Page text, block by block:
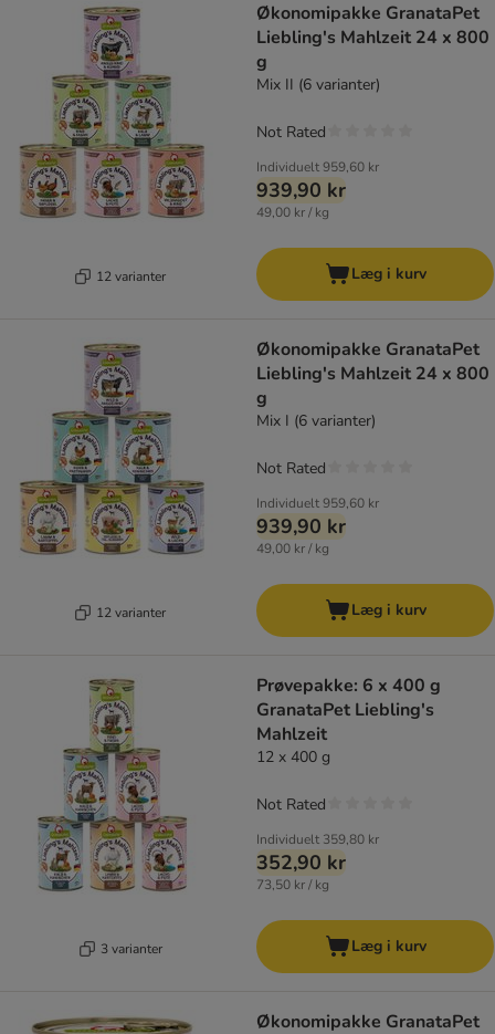
12 varianter
Økonomipakke GranataPet
Liebling's Mahlzeit 24 x 800
g
Mix II (6 varianter)
Individuelt959,60 kr
939,90 kr
49,00 kr / kg
Not Rated
Læg i kurv
12 varianter
Økonomipakke GranataPet
Liebling's Mahlzeit 24 x 800
g
Mix I (6 varianter)
Individuelt959,60 kr
939,90 kr
49,00 kr / kg
Not Rated
Læg i kurv
3 varianter
Prøvepakke: 6 x 400 g
GranataPet Liebling's
Mahlzeit
12 x 400 g
Individuelt 359,80 kr
352,90 kr
73,50 kr / kg
Not Rated
Læg i kurv
Økonomipakke GranataPet